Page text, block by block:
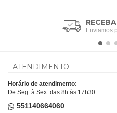
Enviamos
ATENDIMENTO
Horário de atendimento:
De Seg. à Sex. das 8h às 17h30.
551140664060